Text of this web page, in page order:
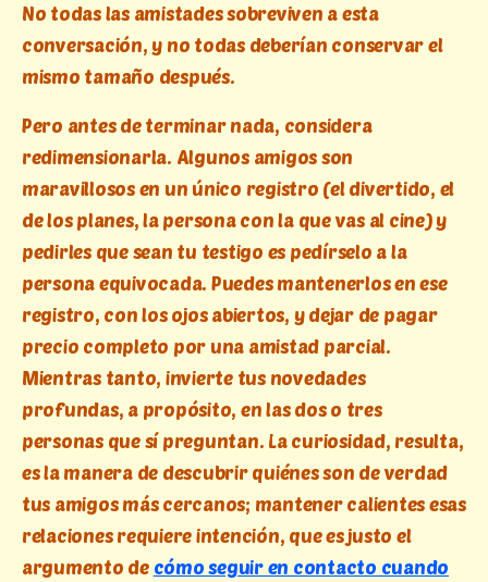
No todas las amistades sobreviven a esta
conversación, y no todas deberían conservar el
mismo tamaño después.
Pero antes de terminar nada, considera
redimensionarla. Algunos amigos son
maravillosos en un único registro (el divertido, el
de los planes, la persona con la que vas al cine) y
pedirles que sean tu testigo es pedírselo a la
persona equivocada. Puedes mantenerlos en ese
registro, con los ojos abiertos, y dejar de pagar
precio completo por una amistad parcial.
Mientras tanto, invierte tus novedades
profundas, a propósito, en las dos o tres
personas que sí preguntan. La curiosidad, resulta,
es la manera de descubrir quiénes son de verdad
tus amigos más cercanos; mantener calientes esas
relaciones requiere intención, que es justo el
argumento de cómo seguir en contacto cuando